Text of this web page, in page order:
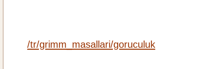
/tr/grimm_masallari/goruculuk